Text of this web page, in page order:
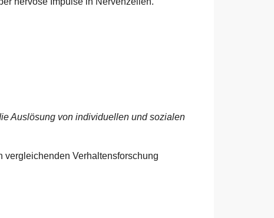
Auslösung von individuellen und sozialen
vergleichenden Verhaltensforschung